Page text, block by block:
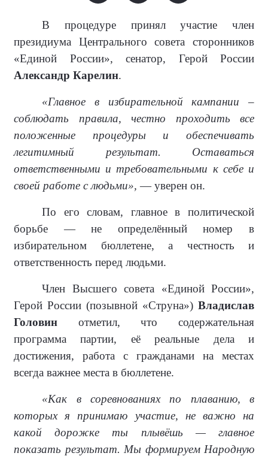
В процедуре принял участие член
президиума Центрального совета сторонников
«Единой России», сенатор, Герой России
Александр Карелин.
«Главное в избирательной кампании –
соблюдать правила, честно проходить все
положенные процедуры и обеспечивать
легитимный результат. Оставаться
ответственными и требовательными к себе и
своей работе с людьми», — уверен он.
По его словам, главное в политической
борьбе — не определённый номер в
избирательном бюллетене, а честность и
ответственность перед людьми.
Член Высшего совета «Единой России»,
Герой России (позывной «Струна») Владислав
Головин отметил, что содержательная
программа партии, её реальные дела и
достижения, работа с гражданами на местах
всегда важнее места в бюллетене.
«Как в соревнованиях по плаванию, в
которых я принимаю участие, не важно на
какой дорожке ты плывёшь — главное
показать результат. Мы формируем Народную